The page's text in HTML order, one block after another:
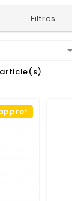
Filtres